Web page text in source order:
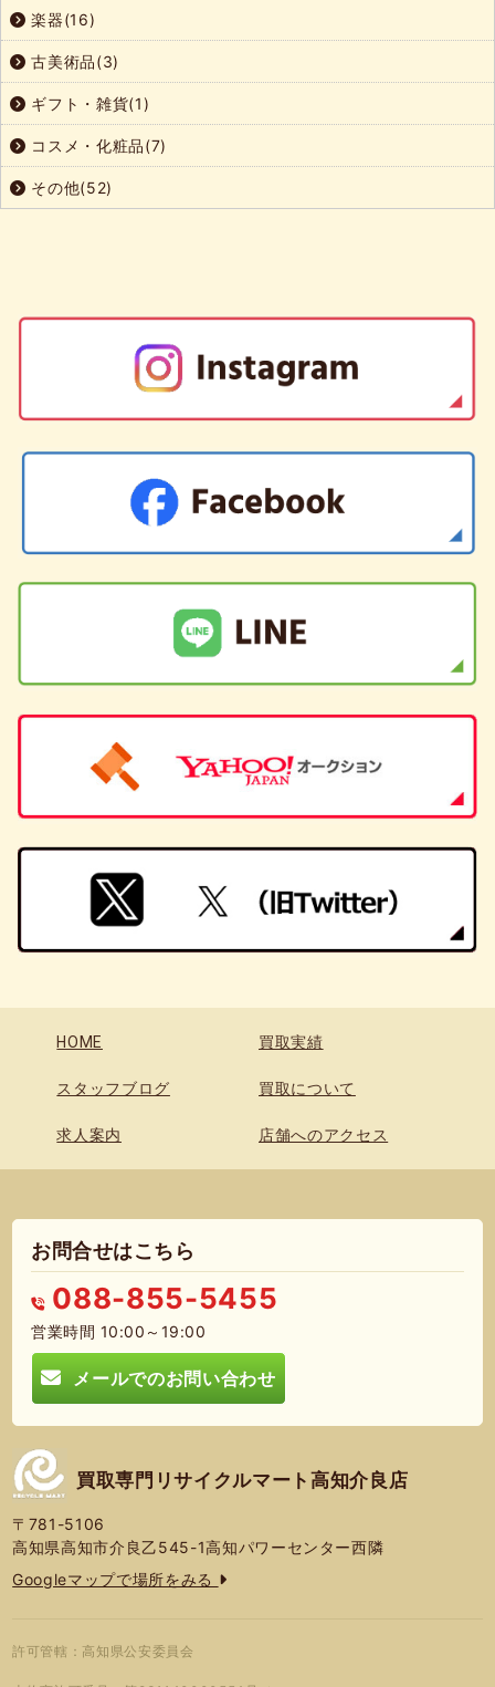
楽器(16)
古美術品(3)
ギフト・雑貨(1)
コスメ・化粧品(7)
その他(52)
HOME 買取実績
スタッフブログ 買取について
求人案内 店舗へのアクセス
お問合せはこちら
088-855-5455
営業時間 10:00～19:00
メールでのお問い合わせ
買取専門リサイクルマート高知介良店
〒781-5106
高知県高知市介良乙545-1高知パワーセンター西隣
Googleマップで場所をみる
許可管轄：高知県公安委員会